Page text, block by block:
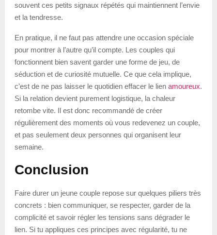
souvent ces petits signaux répétés qui maintiennent l’envie
et la tendresse.
En pratique, il ne faut pas attendre une occasion spéciale
pour montrer à l’autre qu’il compte. Les couples qui
fonctionnent bien savent garder une forme de jeu, de
séduction et de curiosité mutuelle. Ce que cela implique,
c’est de ne pas laisser le quotidien effacer le lien amoureux.
Si la relation devient purement logistique, la chaleur
retombe vite. Il est donc recommandé de créer
régulièrement des moments où vous redevenez un couple,
et pas seulement deux personnes qui organisent leur
semaine.
Conclusion
Faire durer un jeune couple repose sur quelques piliers très
concrets : bien communiquer, se respecter, garder de la
complicité et savoir régler les tensions sans dégrader le
lien. Si tu appliques ces principes avec régularité, tu ne